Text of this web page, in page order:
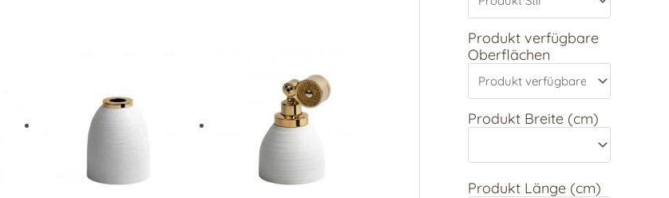
Produkt verfügbare
Oberflächen
Produkt Breite (cm)
Produkt Länge (cm)